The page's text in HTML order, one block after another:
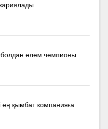
әлем чемпионы
ең қымбат компанияға